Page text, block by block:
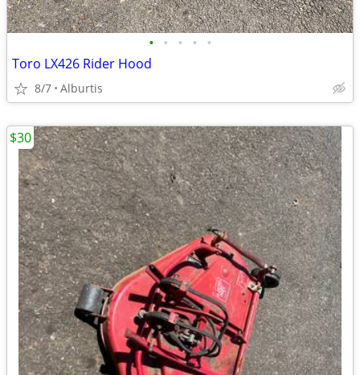
• • • • •
Toro LX426 Rider Hood
8/7 Alburtis
$30